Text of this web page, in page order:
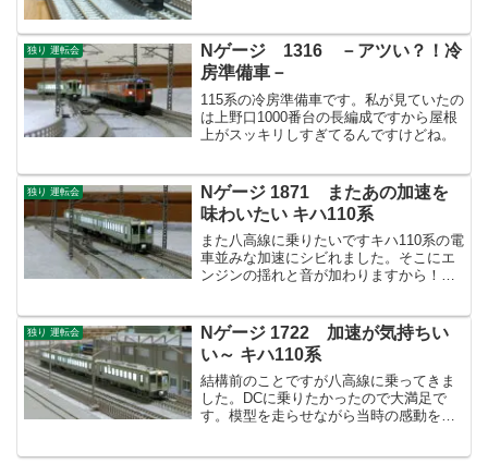
独り 運転会
Nゲージ 1316 －アツい？！冷
房準備車－
115系の冷房準備車です。私が見ていたの
は上野口1000番台の長編成ですから屋根
上がスッキリしすぎてるんですけどね。
独り 運転会
Nゲージ 1871 またあの加速を
味わいたい キハ110系
また八高線に乗りたいですキハ110系の電
車並みな加速にシビれました。そこにエ
ンジンの揺れと音が加わりますから！最
独り 運転会
Nゲージ 1722 加速が気持ちい
い～ キハ110系
結構前のことですが八高線に乗ってきま
した。DCに乗りたかったので大満足で
す。模型を走らせながら当時の感動を改